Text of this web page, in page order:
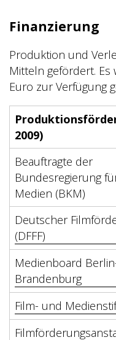
Finanzierung
Produktion und
Mitteln gefördert.
Euro zur Verfügung
2009)
Beauftragte der
Bundesregierung
Medien (BKM)
Deutscher
(DFFF)
Medienboard
Brandenburg
Film- und